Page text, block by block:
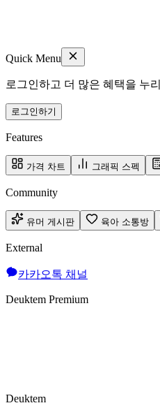
Quick Menu
로그인하고 더 많은 혜택을 누
로그인하기
Features
가격 차트 그래픽 스펙
Community
유머 게시판 육아 소통방
External
카카오톡 채널
Deuktem Premium
Deuktem